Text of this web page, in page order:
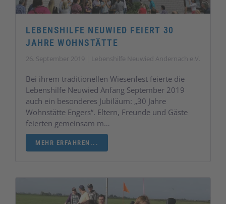
LEBENSHILFE NEUWIED FEIERT 30
JAHRE WOHNSTÄTTE
26. September 2019 | Lebenshilfe Neuwied Andernach e.V.
Bei ihrem traditionellen Wiesenfest feierte die
Lebenshilfe Neuwied Anfang September 2019
auch ein besonderes Jubiläum: „30 Jahre
Wohnstätte Engers“. Eltern, Freunde und Gäste
feierten gemeinsam m…
MEHR ERFAHREN...